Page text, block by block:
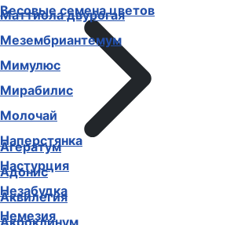
Весовые семена цветов
Агератум
Адонис
Аквилегия
Акроклинум
Маттиола двурогая
Мезембриантемум
Мимулюс
Мирабилис
Молочай
Наперстянка
Настурция
Незабудка
Немезия